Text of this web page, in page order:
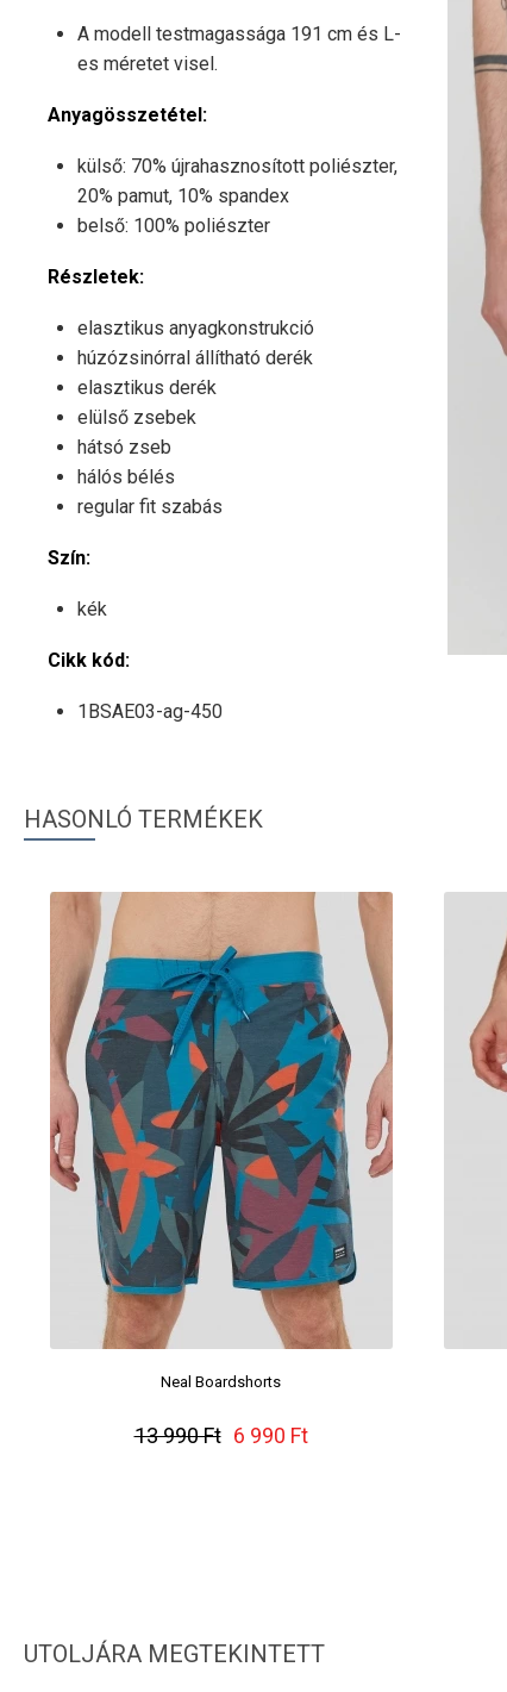
A modell testmagassága 191 cm és L-
es méretet visel.
Anyagösszetétel:
külső: 70% újrahasznosított poliészter,
20% pamut, 10% spandex
belső: 100% poliészter
Részletek:
elasztikus anyagkonstrukció
húzózsinórral állítható derék
elasztikus derék
elülső zsebek
hátsó zseb
hálós bélés
regular fit szabás
Szín:
kék
Cikk kód:
1BSAE03-ag-450
HASONLÓ TERMÉKEK
Neal Boardshorts
13 990 Ft 6 990 Ft
UTOLJÁRA MEGTEKINTETT